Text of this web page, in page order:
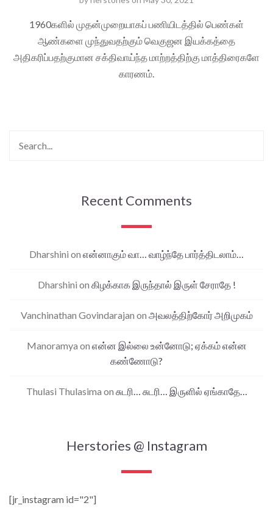
1960களில் முதன்முறையாகப் பணியிடத்தில் பெண்கள்
ஆண்களை முந்துவதற்கும் வெகுஜன இயக்கத்தை
அதிகரிப்பதற்குமான சக்திவாய்ந்த மாற்றத்திற்கு மாத்திரைகளே
காரணம்.
Recent Comments
Dharshini on என்னாகும் வா… வாழ்ந்தே பார்த்திடலாம்…
Dharshini on கிழக்காக இருந்தால் இருள் சேராதே !
Vanchinathan Govindarajan on அவலத்திற்கோர் அறிமுகம்
Manoramya on என்ன இல்லை உன்னோடு; ஏக்கம் என்ன
கண்ணோடு?
Thulasi Thulasima on சுடரி… சுடரி… இருளில் ஏங்காதே…
Herstories @ Instagram
[jr_instagram id="2"]